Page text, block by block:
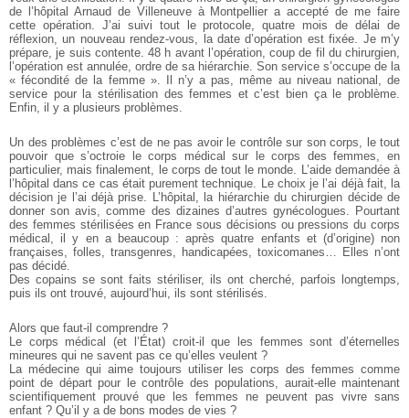
de l’hôpital Arnaud de Villeneuve à Montpellier a accepté de me faire
cette opération. J’ai suivi tout le protocole, quatre mois de délai de
réflexion, un nouveau rendez-vous, la date d’opération est fixée. Je m’y
prépare, je suis contente. 48 h avant l’opération, coup de fil du chirurgien,
l’opération est annulée, ordre de sa hiérarchie. Son service s’occupe de la
« fécondité de la femme ». Il n’y a pas, même au niveau national, de
service pour la stérilisation des femmes et c’est bien ça le problème.
Enfin, il y a plusieurs problèmes.
Un des problèmes c’est de ne pas avoir le contrôle sur son corps, le tout
pouvoir que s’octroie le corps médical sur le corps des femmes, en
particulier, mais finalement, le corps de tout le monde. L’aide demandée à
l’hôpital dans ce cas était purement technique. Le choix je l’ai déjà fait, la
décision je l’ai déjà prise. L’hôpital, la hiérarchie du chirurgien décide de
donner son avis, comme des dizaines d’autres gynécologues. Pourtant
des femmes stérilisées en France sous décisions ou pressions du corps
médical, il y en a beaucoup : après quatre enfants et (d’origine) non
françaises, folles, transgenres, handicapées, toxicomanes… Elles n’ont
pas décidé.
Des copains se sont faits stériliser, ils ont cherché, parfois longtemps,
puis ils ont trouvé, aujourd’hui, ils sont stérilisés.
Alors que faut-il comprendre ?
Le corps médical (et l’État) croit-il que les femmes sont d’éternelles
mineures qui ne savent pas ce qu’elles veulent ?
La médecine qui aime toujours utiliser les corps des femmes comme
point de départ pour le contrôle des populations, aurait-elle maintenant
scientifiquement prouvé que les femmes ne peuvent pas vivre sans
enfant ? Qu’il y a de bons modes de vies ?